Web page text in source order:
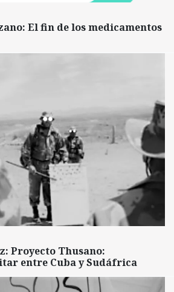
El fin de los medicamentos
Proyecto Thusano:
entre Cuba y Sudáfrica